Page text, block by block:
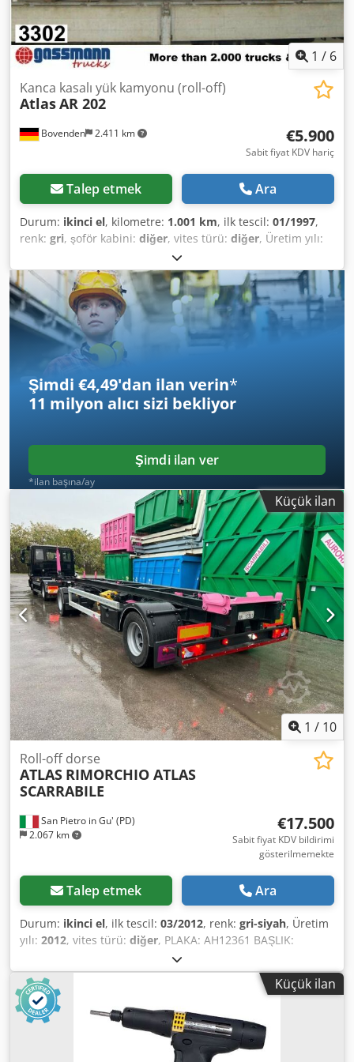
WARRANTY, subject to alterations, prior sale, and errors!
1 / 6
Bovenden 2.411 km
Kanca kasalı yük kamyonu (roll-off)
AtlasAR 202
€5.900
Sabit fiyat KDV hariç
Talep etmek Ara
Durum: ikinci el, kilometre: 1.001 km, ilk tescil: 01/1997,
renk: gri, şoför kabini: diğer, vites türü: diğer, Üretim yılı:
, Vehicle location: Bovenden, rear supports, hydraulic
cross locking Body: superstructure length 6,350 mm, for
containers up to 7 m, approx. 1,700 operating hours,
equipped with DIN articulated hook lock and additional
hydraulic cross locking, ACCESSORY DETAILS WITHOUT
GUARANTEE, subject to change, prior sale and errors
excepted! Dedpfx Aei Rqrwsdyock
Şimdi €4,49'dan ilan verin*
11 milyon alıcı sizi bekliyor
Şimdi ilan ver
*ilan başına/ay
Küçük ilan
1 / 10
San Pietro in Gu' (PD)
2.067 km
Roll-off dorse
ATLAS RIMORCHIO ATLAS
SCARRABILE
€17.500
Sabit fiyat KDV bildirimi
gösterilmemekte
Talep etmek Ara
Durum: ikinci el, ilk tescil: 03/2012, renk: gri-siyah, Üretim
yılı: 2012, vites türü: diğer, PLAKA: AH12361 BAŞLIK:
PNEUMATİK LASTİKLİ, KUMLAMA YAPILMIŞ VE YENİDEN
BOYANMIŞ ATLAS TİPİ ÇEKİCİLİ FRİGİFİKASYON RÖMORKU
REF: 25R02 YIL: 03/2012 AKS SAYISI: 2 Dcsdpfewq Ey Rex
Adyjk AKS MESAFESİ: 4800 MAKSİMUM UZUNLUK: 9,16 m
ÜLKE: İtalya / Yurt Dışı: İtalya YÜK KAPASİTESİ: 16400 kg -
RÖMORK: Tam yüklü durumda 20000 kg DONANIM TİPİ:
Çekicili DONANIM MODELİ: ATLAS ADR: Evet YOL
Küçük ilan